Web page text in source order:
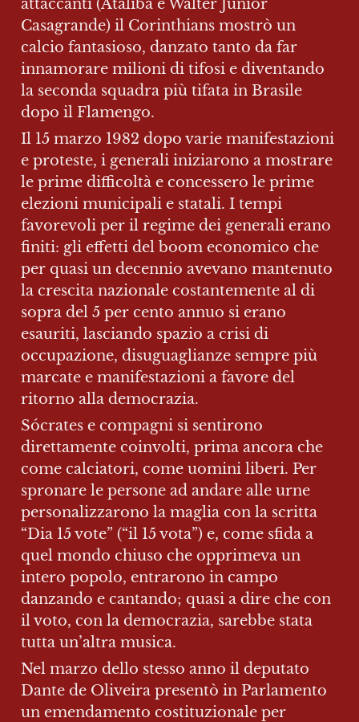
attaccanti (Ataliba e Walter Junior
Casagrande) il Corinthians mostrò un
calcio fantasioso, danzato tanto da far
innamorare milioni di tifosi e diventando
la seconda squadra più tifata in Brasile
dopo il Flamengo.
Il 15 marzo 1982 dopo varie manifestazioni
e proteste, i generali iniziarono a mostrare
le prime difficoltà e concessero le prime
elezioni municipali e statali. I tempi
favorevoli per il regime dei generali erano
finiti: gli effetti del boom economico che
per quasi un decennio avevano mantenuto
la crescita nazionale costantemente al di
sopra del 5 per cento annuo si erano
esauriti, lasciando spazio a crisi di
occupazione, disuguaglianze sempre più
marcate e manifestazioni a favore del
ritorno alla democrazia.
Sócrates e compagni si sentirono
direttamente coinvolti, prima ancora che
come calciatori, come uomini liberi. Per
spronare le persone ad andare alle urne
personalizzarono la maglia con la scritta
“Dia 15 vote” (“il 15 vota”) e, come sfida a
quel mondo chiuso che opprimeva un
intero popolo, entrarono in campo
danzando e cantando; quasi a dire che con
il voto, con la democrazia, sarebbe stata
tutta un’altra musica.
Nel marzo dello stesso anno il deputato
Dante de Oliveira presentò in Parlamento
un emendamento costituzionale per